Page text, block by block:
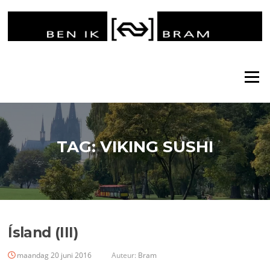
Menu
TAG:VIKING SUSHI
Ísland (III)
maandag 20 juni 2016 Auteur: Bram